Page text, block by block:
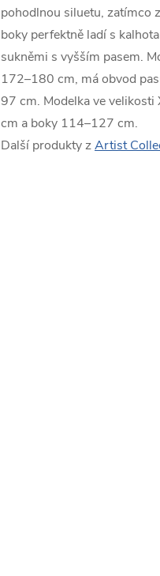
pohodlnou siluetu, zatímco
boky perfektně ladí s
sukněmi s vyšším pasem.
172–180 cm, má obvod
97 cm. Modelka ve
cm a boky 114–127 cm.
Další produkty zArtist